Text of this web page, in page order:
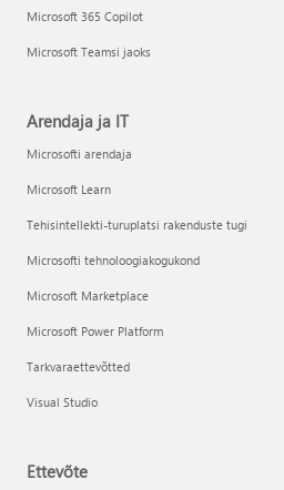
Microsoft 365 Copilot
Microsoft Teamsi jaoks
Arendaja ja IT
Microsofti arendaja
Microsoft Learn
Tehisintellekti-turuplatsi rakenduste tugi
Microsofti tehnoloogiakogukond
Microsoft Marketplace
Microsoft Power Platform
Tarkvaraettevõtted
Visual Studio
Ettevõte